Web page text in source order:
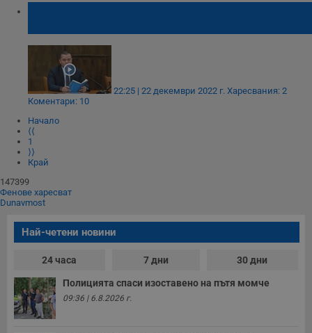
22:25 | 22 декември 2022 г. Харесвания: 2
Коментари: 10
Начало
⟨⟨
1
⟩⟩
Край
147399
Фенове харесват
Dunavmost
Най-четени новини
24 часа 7 дни 30 дни
Полицията спаси изоставено на пътя момче
09:36 | 6.8.2026 г.